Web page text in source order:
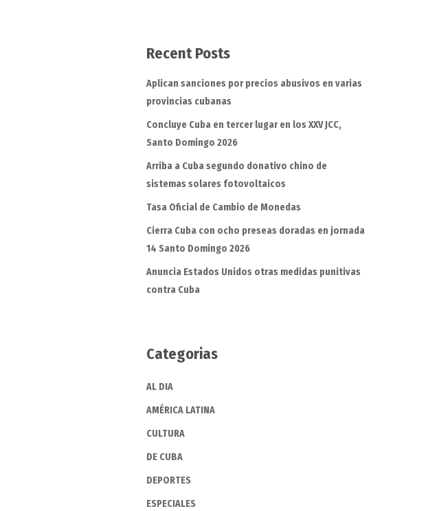
Recent Posts
Aplican sanciones por precios abusivos en varias
provincias cubanas
Concluye Cuba en tercer lugar en los XXV JCC,
Santo Domingo 2026
Arriba a Cuba segundo donativo chino de
sistemas solares fotovoltaicos
Tasa Oficial de Cambio de Monedas
Cierra Cuba con ocho preseas doradas en jornada
14 Santo Domingo 2026
Anuncia Estados Unidos otras medidas punitivas
contra Cuba
Categorias
AL DIA
AMÉRICA LATINA
CULTURA
DE CUBA
DEPORTES
ESPECIALES